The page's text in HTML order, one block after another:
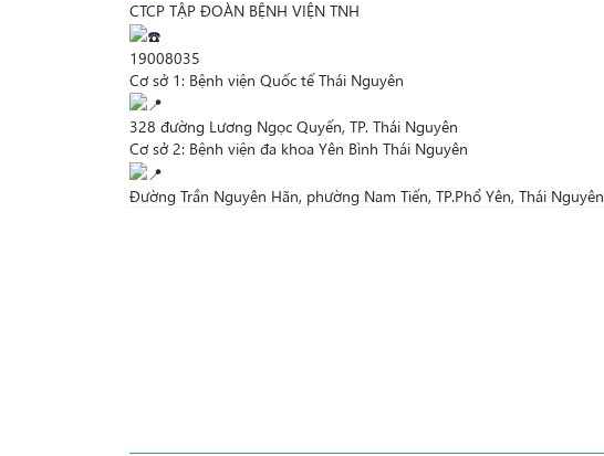
CTCP TẬP ĐOÀN BỆNH VIỆN TNH
19008035
Cơ sở 1: Bệnh viện Quốc tế Thái Nguyên
328 đường Lương Ngọc Quyến, TP. Thái Nguyên
Cơ sở 2: Bệnh viện đa khoa Yên Bình Thái Nguyên
Đường Trần Nguyên Hãn, phường Nam Tiến, TP.Phổ Yên, Thái Nguyên